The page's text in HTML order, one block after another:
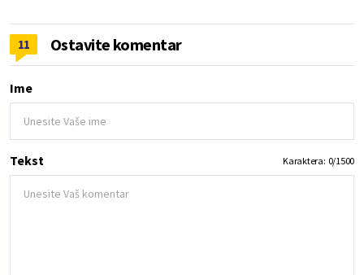
11 Ostavite komentar
Ime
Tekst Karaktera: 0/1500